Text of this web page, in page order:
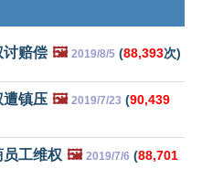
讨赔偿 🖼️ 2019/8/5 (88,393次)
遭镇压 🖼️ 2019/7/23 (90,439
工维权 🖼️ 2019/7/6 (88,701